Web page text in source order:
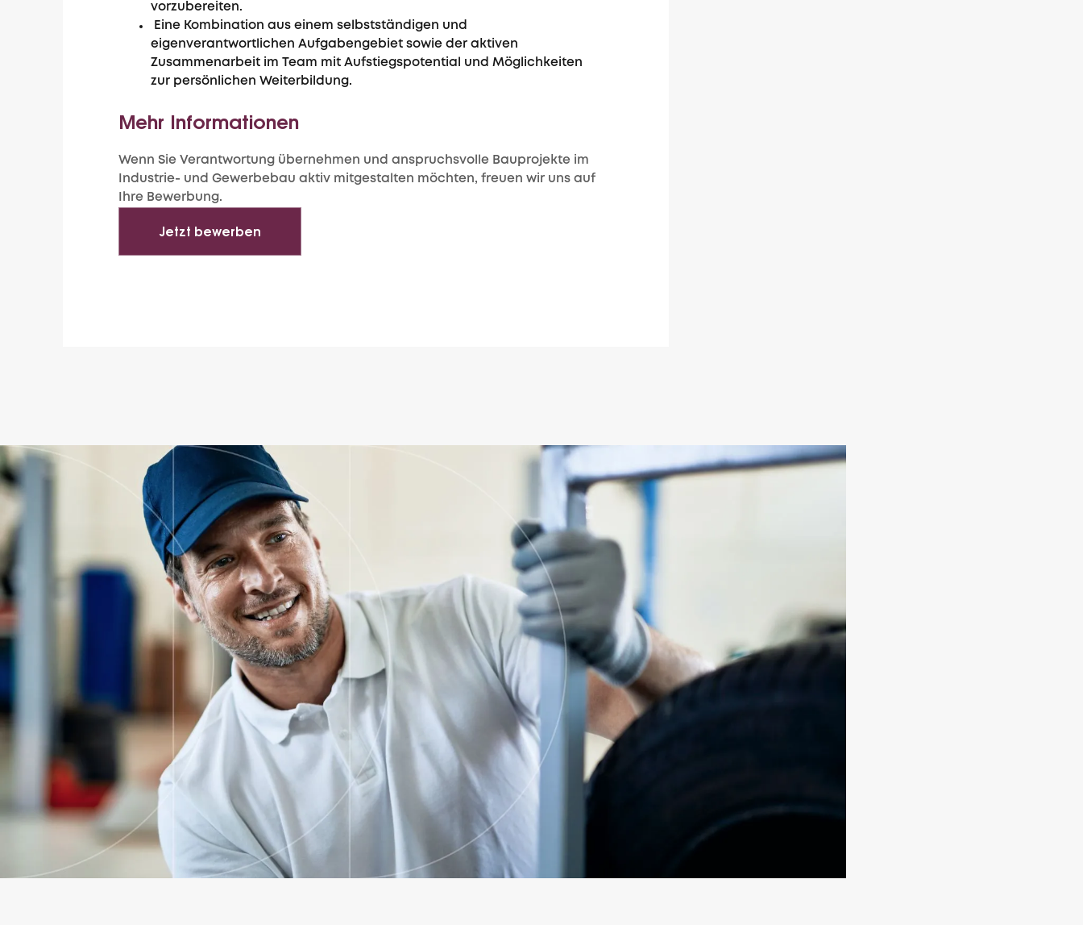
vorzubereiten.
Eine Kombination aus einem selbstständigen und
eigenverantwortlichen Aufgabengebiet sowie der aktiven
Zusammenarbeit im Team mit Aufstiegspotential und Möglichkeiten
zur persönlichen Weiterbildung.
Mehr Informationen
Wenn Sie Verantwortung übernehmen und anspruchsvolle Bauprojekte im
Industrie- und Gewerbebau aktiv mitgestalten möchten, freuen wir uns auf
Ihre Bewerbung.
Jetzt bewerben